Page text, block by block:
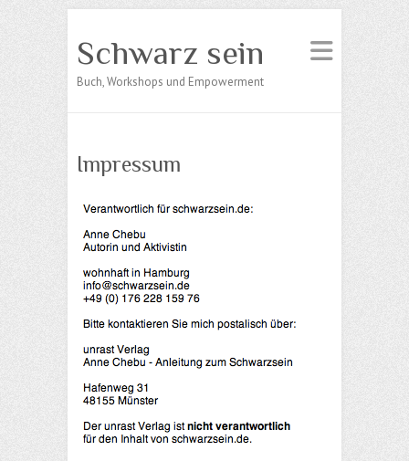
Schwarz sein
Buch, Workshops und Empowerment
Impressum